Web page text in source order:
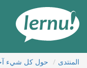
المحتويات
المنتدى حول كل شيء